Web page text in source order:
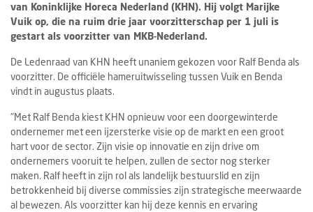
van Koninklijke Horeca Nederland (KHN). Hij volgt Marijke
Vuik op, die na ruim drie jaar voorzitterschap per 1 juli is
gestart als voorzitter van MKB-Nederland.
De Ledenraad van KHN heeft unaniem gekozen voor Ralf Benda als
voorzitter. De officiële hameruitwisseling tussen Vuik en Benda
vindt in augustus plaats.
"Met Ralf Benda kiest KHN opnieuw voor een doorgewinterde
ondernemer met een ijzersterke visie op de markt en een groot
hart voor de sector. Zijn visie op innovatie en zijn drive om
ondernemers vooruit te helpen, zullen de sector nog sterker
maken. Ralf heeft in zijn rol als landelijk bestuurslid en zijn
betrokkenheid bij diverse commissies zijn strategische meerwaarde
al bewezen. Als voorzitter kan hij deze kennis en ervaring